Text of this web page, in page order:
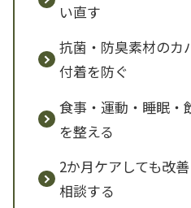
い直す
抗菌・防臭素材のカ
付着を防ぐ
食事・運動・睡眠・
を整える
2か月ケアしても改
相談する